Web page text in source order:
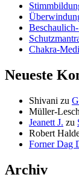
Chakra-
Neueste
Shivani zu
Müller-Lesch
Jeanett J. zu
Robert
Forner Dag
Archiv